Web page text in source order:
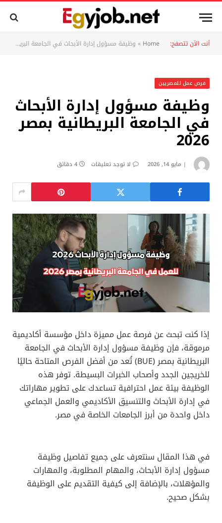
أنت الآن تتصفح: Home
» وظيفة مسؤول إدارة الأبحاث في الجامعة البريطانية بمصر 2026
فرص عمل للمصريين
وظيفة مسؤول إدارة الأبحاث
في الجامعة البريطانية بمصر
2026
مايو 14, 2026 لا توجد تعليقات 4 دقائق
إذا كنت تبحث عن فرصة عمل مميزة داخل مؤسسة أكاديمية
مرموقة، فإن وظيفة مسؤول إدارة الأبحاث في الجامعة
البريطانية بمصر (BUE) تُعد من أفضل الفرص المتاحة حاليًا
للخريجين الجدد وأصحاب الخبرات البسيطة. توفر هذه
الوظيفة بيئة عمل احترافية تساعدك على تطوير مهاراتك
في إدارة الأبحاث والتنسيق الأكاديمي والعمل الجماعي
داخل واحدة من أبرز الجامعات الخاصة في مصر.
في هذا المقال سنتعرف على جميع تفاصيل وظيفة
مسؤول إدارة الأبحاث، والمهام المطلوبة، والمهارات
والمؤهلات، بالإضافة إلى كيفية التقديم على الوظيفة
بشكل صحيح.